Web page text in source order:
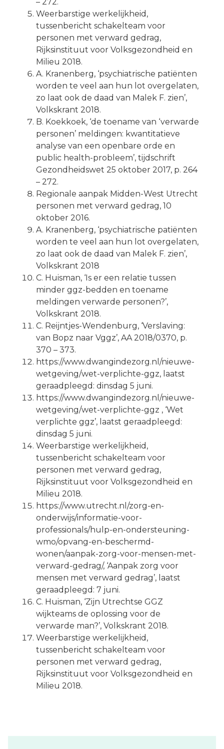
Weerbarstige werkelijkheid,
tussenbericht schakelteam voor
personen met verward gedrag,
Rijksinstituut voor Volksgezondheid en
Milieu 2018.
A. Kranenberg, ‘psychiatrische patiënten
worden te veel aan hun lot overgelaten,
zo laat ook de daad van Malek F. zien’,
Volkskrant 2018.
B. Koekkoek, ‘de toename van ‘verwarde
personen’ meldingen: kwantitatieve
analyse van een openbare orde en
public health-probleem’, tijdschrift
Gezondheidswet 25 oktober 2017, p. 264
– 272.
Regionale aanpak Midden-West Utrecht
personen met verward gedrag, 10
oktober 2016.
A. Kranenberg, ‘psychiatrische patiënten
worden te veel aan hun lot overgelaten,
zo laat ook de daad van Malek F. zien’,
Volkskrant 2018
C. Huisman, ‘Is er een relatie tussen
minder ggz-bedden en toename
meldingen verwarde personen?’,
Volkskrant 2018.
C. Reijntjes-Wendenburg, ‘Verslaving:
van Bopz naar Vggz’, AA 2018/0370, p.
370 – 373.
https://www.dwangindezorg.nl/nieuwe-
wetgeving/wet-verplichte-ggz, laatst
geraadpleegd: dinsdag 5 juni.
https://www.dwangindezorg.nl/nieuwe-
wetgeving/wet-verplichte-ggz , ‘Wet
verplichte ggz’, laatst geraadpleegd:
dinsdag 5 juni.
Weerbarstige werkelijkheid,
tussenbericht schakelteam voor
personen met verward gedrag,
Rijksinstituut voor Volksgezondheid en
Milieu 2018.
https://www.utrecht.nl/zorg-en-
onderwijs/informatie-voor-
professionals/hulp-en-ondersteuning-
wmo/opvang-en-beschermd-
wonen/aanpak-zorg-voor-mensen-met-
verward-gedrag/, ‘Aanpak zorg voor
mensen met verward gedrag’, laatst
geraadpleegd: 7 juni.
C. Huisman, ‘Zijn Utrechtse GGZ
wijkteams de oplossing voor de
verwarde man?’, Volkskrant 2018.
Weerbarstige werkelijkheid,
tussenbericht schakelteam voor
personen met verward gedrag,
Rijksinstituut voor Volksgezondheid en
Milieu 2018.